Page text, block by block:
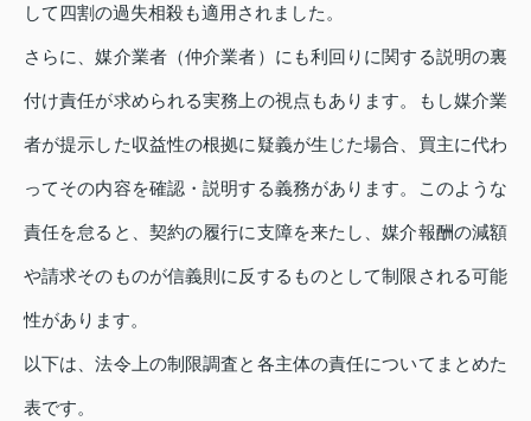
して四割の過失相殺も適用されました。
さらに、媒介業者（仲介業者）にも利回りに関する説明の裏
付け責任が求められる実務上の視点もあります。もし媒介業
者が提示した収益性の根拠に疑義が生じた場合、買主に代わ
ってその内容を確認・説明する義務があります。このような
責任を怠ると、契約の履行に支障を来たし、媒介報酬の減額
や請求そのものが信義則に反するものとして制限される可能
性があります。
以下は、法令上の制限調査と各主体の責任についてまとめた
表です。